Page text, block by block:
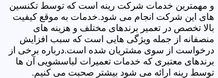
و مهمترین خدمات شرکت رینه است که توسط تکنسین
های این شرکت انجام می شود.خدمات به موقع کیفیت
بالا تخصص در تعمیر برندهای مختلف و هزینه های
منصفانه از جمله ویژگی هایی است که سبب افزایش
درخواست از سوی مشتریان شده است.درباره برخی از
برندهای معتبری که خدمات تعمیرات لباسشویی آن ها
توسط رینه ارائه می شود بیشتر صحبت می کنیم.